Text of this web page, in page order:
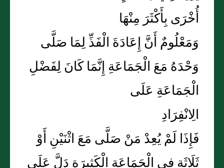
أُخْرَى بِأَكْثَرَ مِنْهَا
وَمَعْلُومٌ أَنَّ إِعَادَةَ الْفَذِّ لِمَا صَلَّى
وَحْدَهُ مَعَ الْجَمَاعَةِ إِنَّمَا كَانَ لِفَضْلِ
الْجَمَاعَةِ عَلَى
الِانْفِرَادِ
فَإِذَا لَمْ يُعِدْ مَنْ صَلَّى مَعَ اثْنَيْنِ أَوْ